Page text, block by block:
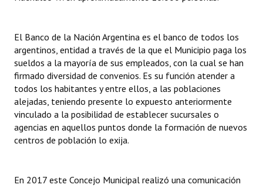
El Banco de la Nación Argentina es el banco de todos los
argentinos, entidad a través de la que el Municipio paga los
sueldos a la mayoría de sus empleados, con la cual se han
firmado diversidad de convenios. Es su función atender a
todos los habitantes y entre ellos, a las poblaciones
alejadas, teniendo presente lo expuesto anteriormente
vinculado a la posibilidad de establecer sucursales o
agencias en aquellos puntos donde la formación de nuevos
centros de población lo exija.
En 2017 este Concejo Municipal realizó una comunicación